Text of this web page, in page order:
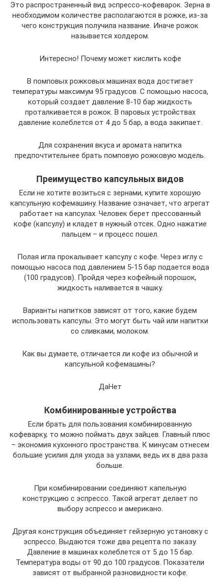
Это распространенный вид эспрессо-кофеварок. Зерна в
необходимом количестве располагаются в рожке, из-за
чего конструкция получила название. Иначе рожок
называется холдером.
Интересно! Почему может кислить кофе
В помповых рожковых машинах вода достигает
температуры максимум 95 градусов. С помощью насоса,
который создает давление 8-10 бар жидкость
проталкивается в рожок. В паровых устройствах
давление колеблется от 4 до 5 бар, а вода закипает.
Для сохранения вкуса и аромата напитка
предпочтительнее брать помповую рожковую модель.
Преимущество капсульных видов
Если не хотите возиться с зернами, купите хорошую
капсульную кофемашину. Название означает, что агрегат
работает на капсулах. Человек берет прессованный
кофе (капсулу) и кладет в нужный отсек. Одно нажатие
пальцем – и процесс пошел.
Полая игла прокалывает капсулу с кофе. Через иглу с
помощью насоса под давлением 5-15 бар подается вода
(100 градусов). Пройдя через кофейный порошок,
жидкость наливается в чашку.
Варианты напитков зависят от того, какие будем
использовать капсулы. Это могут быть чай или напитки
со сливками, молоком.
Как вы думаете, отличается ли кофе из обычной и
капсульной кофемашины?
ДаНет
Комбинированные устройства
Если брать для пользования комбинированную
кофеварку, то можно поймать двух зайцев. Главный плюс
– экономия кухонного пространства. К минусам отнесем
большие усилия для ухода за узлами, ведь их в два раза
больше.
При комбинировании соединяют капельную
конструкцию с эспрессо. Такой агрегат делает по
выбору эспрессо и американо.
Другая конструкция объединяет гейзерную установку с
эспрессо. Выдаются тоже два рецепта по заказу.
Давление в машинах колеблется от 5 до 15 бар.
Температура воды от 90 до 100 градусов. Показатели
зависят от выбранной разновидности кофе.